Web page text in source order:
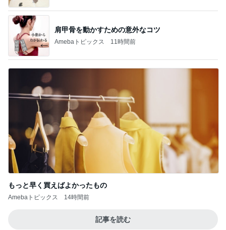
肩甲骨を動かすための意外なコツ
Amebaトピックス 11時間前
もっと早く買えばよかったもの
Amebaトピックス 14時間前
記事を読む